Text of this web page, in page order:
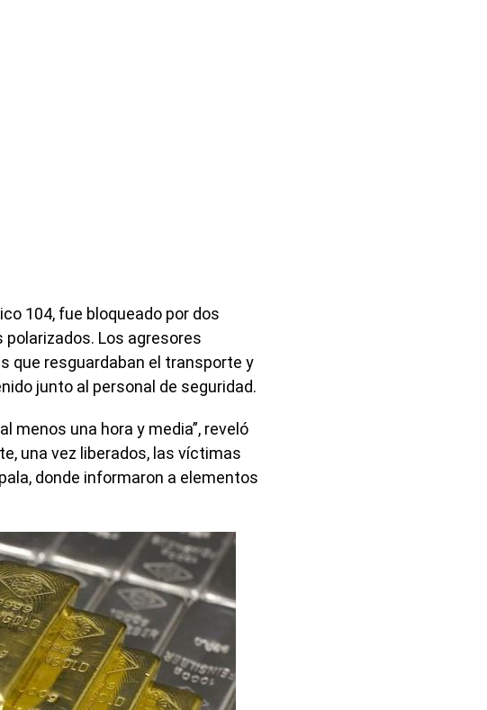
104, fue bloqueado por dos
Los agresores
que resguardaban el transporte y
junto al personal de seguridad.
menos una hora y media”, reveló
una vez liberados, las víctimas
donde informaron a elementos